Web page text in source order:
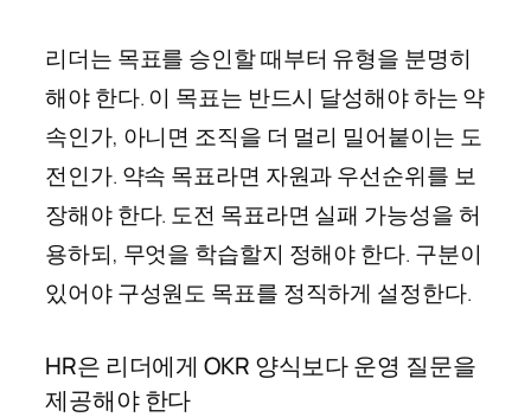
리더는 목표를 승인할 때부터 유형을 분명히
해야 한다. 이 목표는 반드시 달성해야 하는 약
속인가, 아니면 조직을 더 멀리 밀어붙이는 도
전인가. 약속 목표라면 자원과 우선순위를 보
장해야 한다. 도전 목표라면 실패 가능성을 허
용하되, 무엇을 학습할지 정해야 한다. 구분이
있어야 구성원도 목표를 정직하게 설정한다.
HR은 리더에게 OKR 양식보다 운영 질문을
제공해야 한다